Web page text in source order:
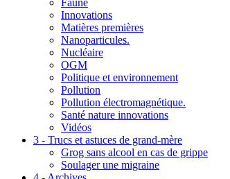
Innovations
Matières premières
Nanoparticules.
Nucléaire
OGM
Politique et environnement
Pollution
Pollution électromagnétique.
Santé nature innovations
Vidéos
3 - Trucs et astuces de grand-mère
Grog sans alcool en cas de grippe
Soulager une migraine